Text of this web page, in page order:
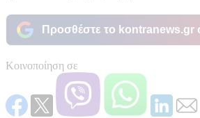
Προσθέστε το kontranews.gr
Κοινοποίηση σε